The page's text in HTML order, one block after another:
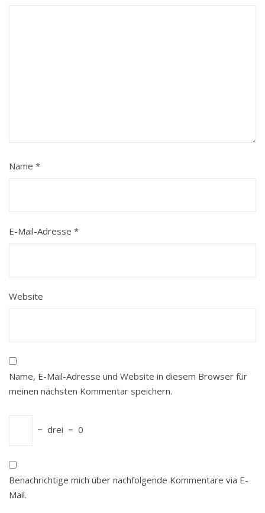
Name *
E-Mail-Adresse *
Website
Name, E-Mail-Adresse und Website in diesem Browser für
meinen nächsten Kommentar speichern.
− drei = 0
Benachrichtige mich über nachfolgende Kommentare via E-
Mail.